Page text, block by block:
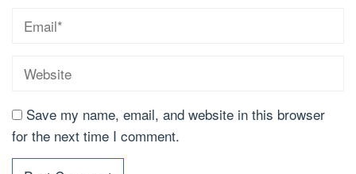
Save my name, email, and website in this browser
for the next time I comment.